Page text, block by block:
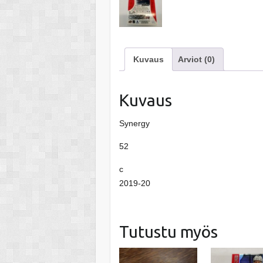
Kuvaus Arviot (0)
Kuvaus
Synergy
52
c
2019-20
Tutustu myös